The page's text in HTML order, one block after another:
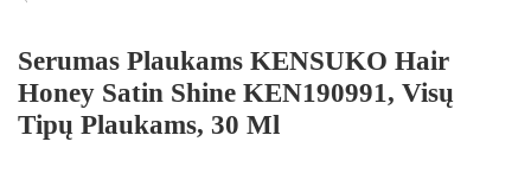
Serumas Plaukams KENSUKO Hair
Honey Satin Shine KEN190991, Visų
Tipų Plaukams, 30 Ml